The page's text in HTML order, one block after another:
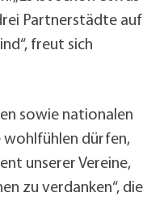
Partnerstädte auf
freut sich
sowie nationalen
wohlfühlen dürfen,
unserer Vereine,
zu verdanken“, die